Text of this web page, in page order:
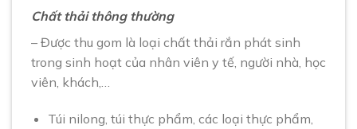
Chất thải thông thường
– Được thu gom là loại chất thải rắn phát sinh
trong sinh hoạt của nhân viên y tế, người nhà, học
viên, khách,…
Túi nilong, túi thực phẩm, các loại thực phẩm,